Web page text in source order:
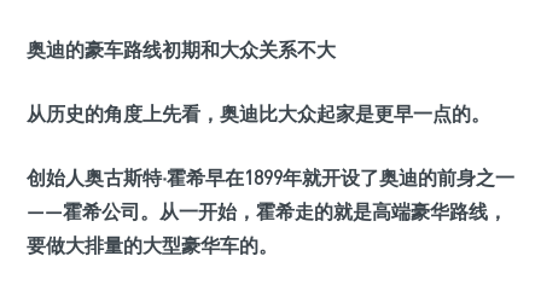
奥迪的豪车路线初期和大众关系不大
从历史的角度上先看，奥迪比大众起家是更早一点的。
创始人奥古斯特·霍希早在1899年就开设了奥迪的前身之一
——霍希公司。从一开始，霍希走的就是高端豪华路线，
要做大排量的大型豪华车的。